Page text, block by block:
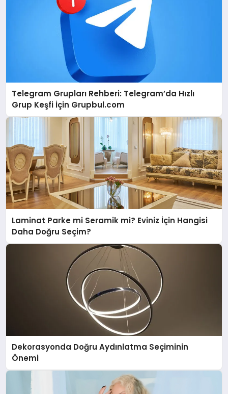
Telegram Grupları Rehberi: Telegram’da Hızlı
Grup Keşfi İçin Grupbul.com
Laminat Parke mi Seramik mi? Eviniz İçin Hangisi
Daha Doğru Seçim?
Dekorasyonda Doğru Aydınlatma Seçiminin
Önemi